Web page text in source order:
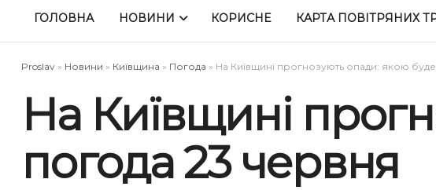
ГОЛОВНА НОВИНИ КОРИСНЕ КАРТА ПОВІТРЯНИХ
Proslav » Новини » Київщина » Погода » На Київщині прогнозують опади: якою
На Київщині
погода 23 червня